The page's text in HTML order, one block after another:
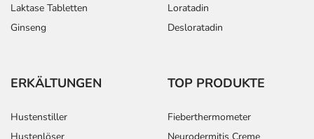
Art der Anwendung?
Dauer der Anwendung?
Beschwerde und/oder Dauer der Erkrankung und wird
Laktase Tabletten
Ginseng
Loratadin
Desloratadin
ERKÄLTUNGEN
Hustenstiller
TOP PRODUKTE
Fieberthermometer